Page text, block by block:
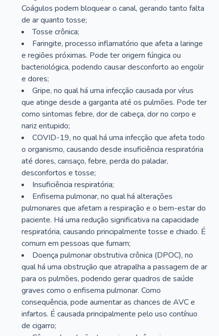
Coágulos podem bloquear o canal, gerando tanto falta
de ar quanto tosse;
Tosse crônica;
Faringite, processo inflamatório que afeta a laringe
e regiões próximas. Pode ter origem fúngica ou
bacteriológica, podendo causar desconforto ao engolir
e dores;
Gripe, no qual há uma infecção causada por vírus
que atinge desde a garganta até os pulmões. Pode ter
como sintomas febre, dor de cabeça, dor no corpo e
nariz entupido;
COVID-19, no qual há uma infecção que afeta todo
o organismo, causando desde insuficiência respiratória
até dores, cansaço, febre, perda do paladar,
desconfortos e tosse;
Insuficiência respiratória;
Enfisema pulmonar, no qual há alterações
pulmonares que afetam a respiração e o bem-estar do
paciente. Há uma redução significativa na capacidade
respiratória, causando principalmente tosse e chiado. É
comum em pessoas que fumam;
Doença pulmonar obstrutiva crônica (DPOC), no
qual há uma obstrução que atrapalha a passagem de ar
para os pulmões, podendo gerar quadros de saúde
graves como o enfisema pulmonar. Como
consequência, pode aumentar as chances de AVC e
infartos. É causada principalmente pelo uso contínuo
de cigarro;